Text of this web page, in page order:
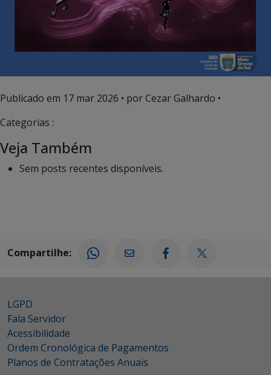
Publicado em 17 mar 2026 • por Cezar Galhardo •
Categorias :
Veja Também
Sem posts recentes disponíveis.
Compartilhe:
LGPD
Fala Servidor
Acessibilidade
Ordem Cronológica de Pagamentos
Planos de Contratações Anuais